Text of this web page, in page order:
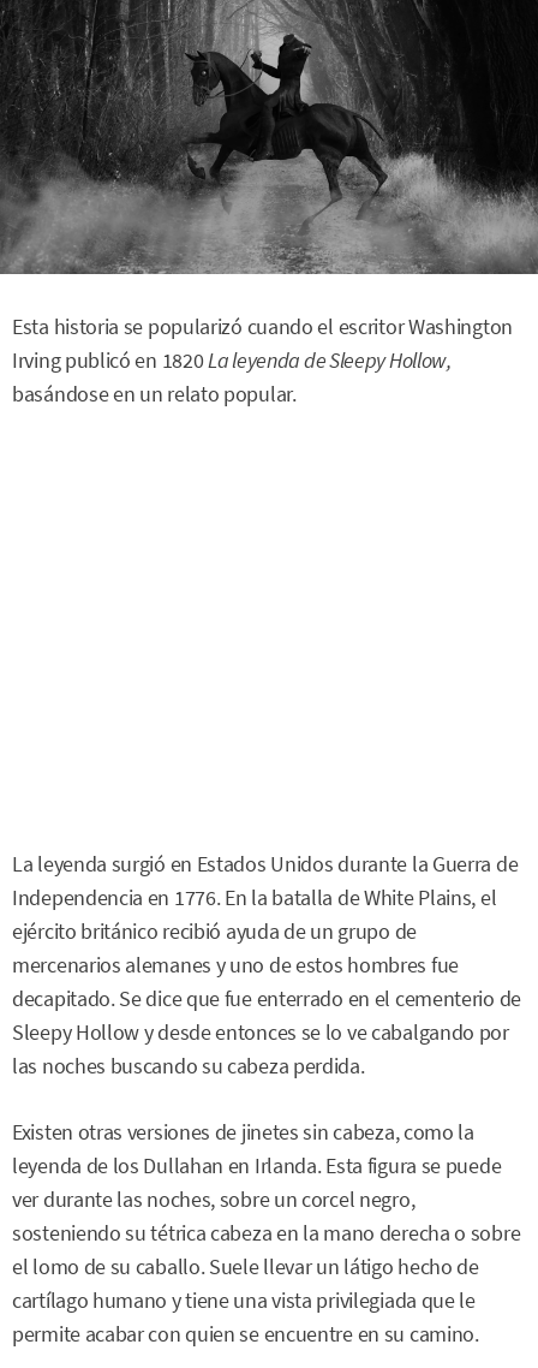
Esta historia se popularizó cuando el escritor Washington
Irving publicó en 1820La leyenda de Sleepy Hollow,
basándose en un relato popular.
La leyenda surgió en Estados Unidos durante la Guerra de
Independencia en 1776. En la batalla de White Plains, el
ejército británico recibió ayuda de un grupo de
mercenarios alemanes y uno de estos hombres fue
decapitado. Se dice que fue enterrado en el cementerio de
Sleepy Hollow y desde entonces se lo ve cabalgando por
las noches buscando su cabeza perdida.
Existen otras versiones de jinetes sin cabeza, como la
leyenda de los Dullahan en Irlanda. Esta figura se puede
ver durante las noches, sobre un corcel negro,
sosteniendo su tétrica cabeza en la mano derecha o sobre
el lomo de su caballo. Suele llevar un látigo hecho de
cartílago humano y tiene una vista privilegiada que le
permite acabar con quien se encuentre en su camino.